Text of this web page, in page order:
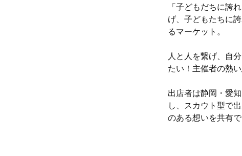
「子どもだちに誇
げ、子どもたちに
るマーケット。
人と人を繋げ、自
たい！主催者の熱
出店者は静岡・愛
し、スカウト型で
のある想いを共有